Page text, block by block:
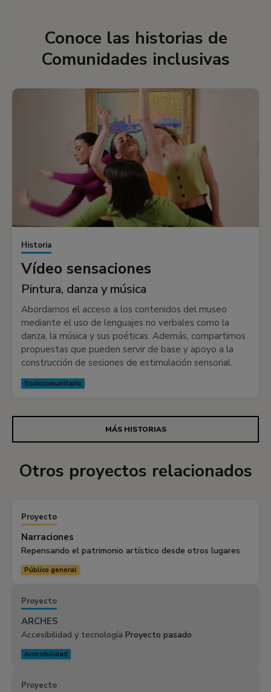
Conoce las historias de
Comunidades inclusivas
Historia
Vídeo sensaciones
Pintura, danza y música
Abordamos el acceso a los contenidos del museo
mediante el uso de lenguajes no verbales como la
danza, la música y sus poéticas. Además, compartimos
propuestas que pueden servir de base y apoyo a la
construcción de sesiones de estimulación sensorial.
Sociocomunitario
MÁS HISTORIAS
Otros proyectos relacionados
Proyecto
Narraciones
Repensando el patrimonio artístico desde otros lugares
Público general
Proyecto
ARCHES
Accesibilidad y tecnología Proyecto pasado
Accesibilidad
Proyecto